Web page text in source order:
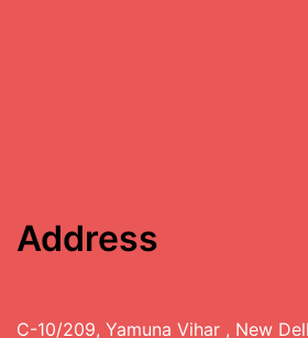
Address
C-10/209, Yamuna Vihar , New